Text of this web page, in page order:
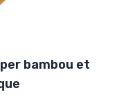
bambou et